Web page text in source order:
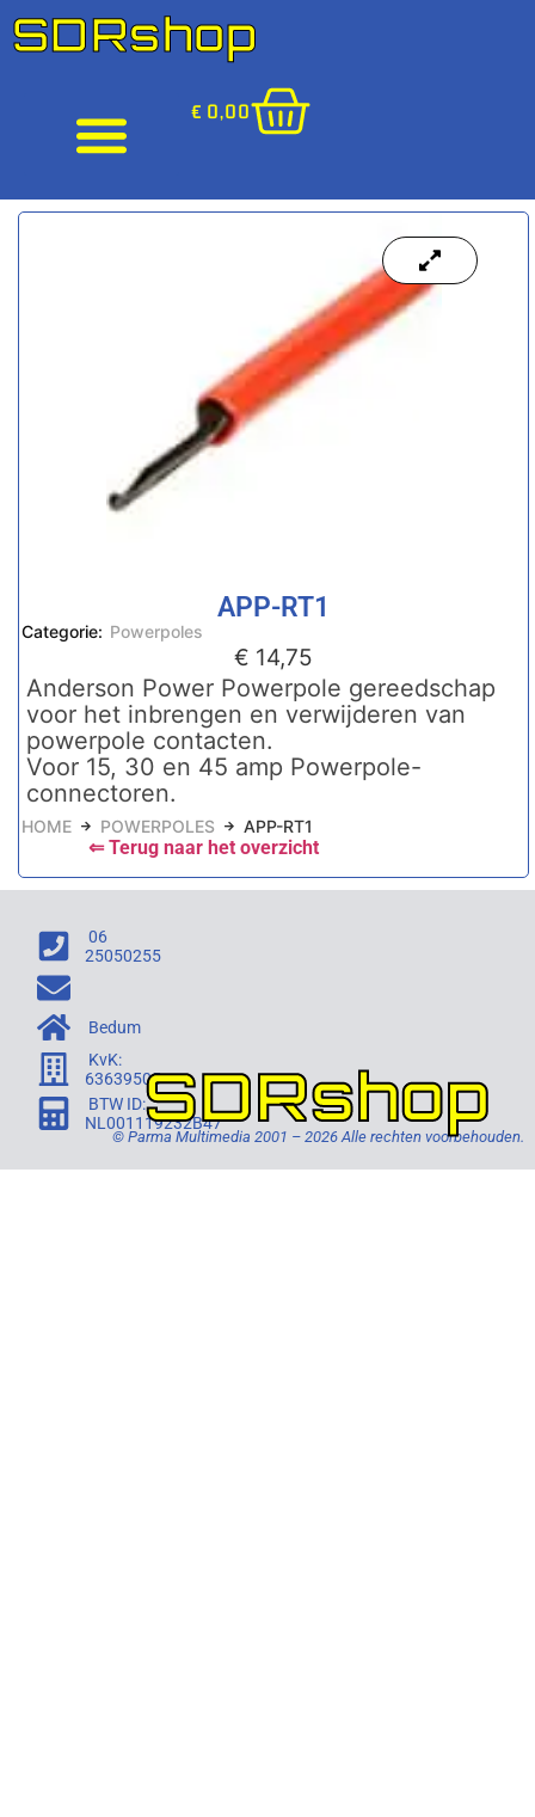
SDRshop
€ 0,00
APP-RT1
Categorie: Powerpoles
€ 14,75
Anderson Power Powerpole gereedschap
voor het inbrengen en verwijderen van
powerpole contacten.
Voor 15, 30 en 45 amp Powerpole-
connectoren.
HOME POWERPOLES APP-RT1
⇐ Terug naar het overzicht
06
25050255
Bedum
KvK:
63639505
BTW ID:
NL001119232B47
© Parma Multimedia 2001 – 2026 Alle rechten voorbehouden.
SDRshop